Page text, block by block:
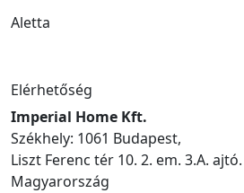
Aletta
Elérhetőség
Imperial Home Kft.
Székhely: 1061 Budapest,
Liszt Ferenc tér 10. 2. em. 3.A. ajtó.
Magyarország